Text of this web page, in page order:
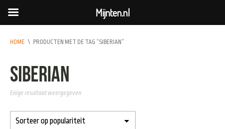
HOME \ PRODUCTEN MET DE TAG “SIBERIAN”
Siberian
Enige resultaat weergegeven
Mijnten.nl